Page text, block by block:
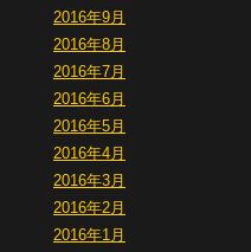
2016年9月
2016年8月
2016年7月
2016年6月
2016年5月
2016年4月
2016年3月
2016年2月
2016年1月